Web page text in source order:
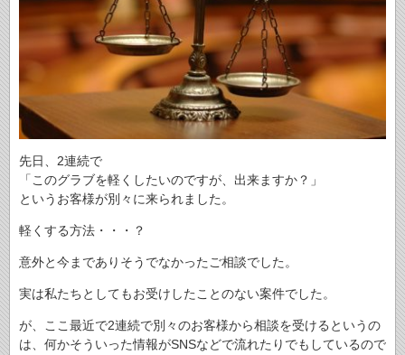
先日、2連続で
「このグラブを軽くしたいのですが、出来ますか？」
というお客様が別々に来られました。
軽くする方法・・・？
意外と今までありそうでなかったご相談でした。
実は私たちとしてもお受けしたことのない案件でした。
が、ここ最近で2連続で別々のお客様から相談を受けるというの
は、何かそういった情報がSNSなどで流れたりでもしているので